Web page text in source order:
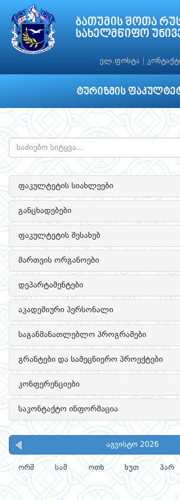
ბათუმის შოთა
სახელმწიფო
ელ.ფოსტა
ტურიზმის
ფაკულტეტის სიახლეები
განცხადებები
ფაკულტეტის შესახებ
მართვის ორგანოები
დეპარტამენტები
აკადემიური პერსონალი
საგანმანათლებლო პროგრამები
გრანტები და სამეცნიერო პროექტები
კონფერენციები
საკონტაქტო ინფორმაცია
აგვისტო 2026
ორშ სამ ოთხ ხუთ პარ